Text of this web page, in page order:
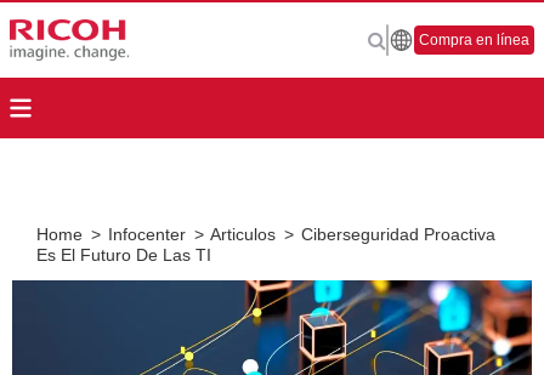
Compra en línea
Home > Infocenter > Articulos > Ciberseguridad Proactiva
Es El Futuro De Las TI